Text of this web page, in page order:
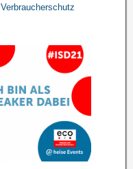
Verbraucherschutz